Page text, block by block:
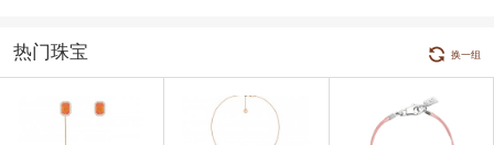
热门珠宝 换一组